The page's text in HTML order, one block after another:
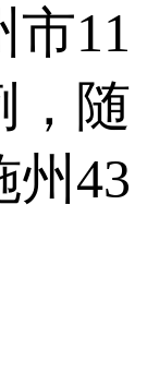
市11
，随
州43